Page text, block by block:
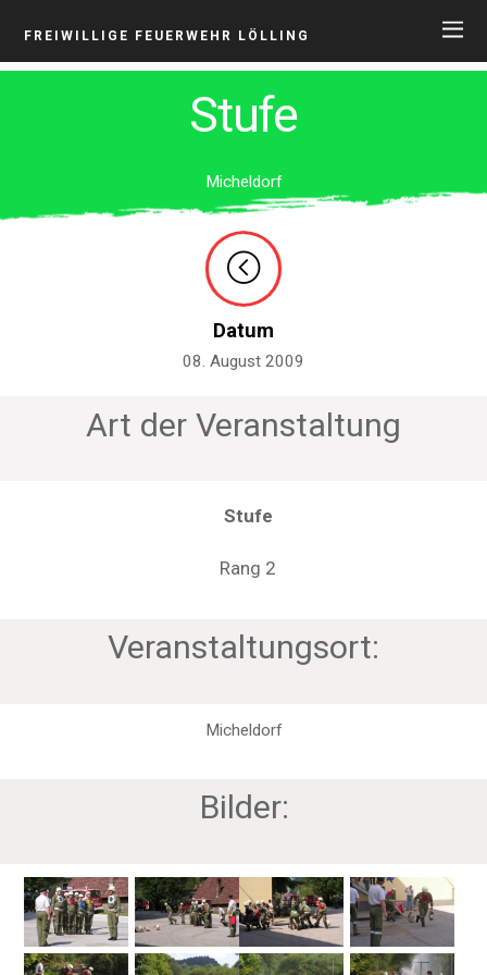
FREIWILLIGE FEUERWEHR LÖLLING
Stufe
Micheldorf
Datum
08. August 2009
Art der Veranstaltung
Stufe
Rang 2
Veranstaltungsort:
Micheldorf
Bilder: